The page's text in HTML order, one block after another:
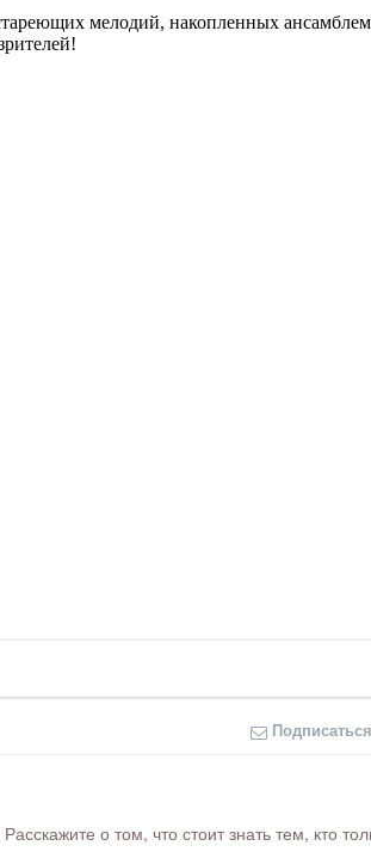
мелодий, накопленных ансамблем
Подписаться
о том, что стоит знать тем, кто